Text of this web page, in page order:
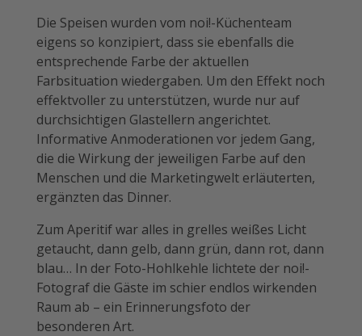
Die Speisen wurden vom noi!-Küchenteam
eigens so konzipiert, dass sie ebenfalls die
entsprechende Farbe der aktuellen
Farbsituation wiedergaben. Um den Effekt noch
effektvoller zu unterstützen, wurde nur auf
durchsichtigen Glastellern angerichtet.
Informative Anmoderationen vor jedem Gang,
die die Wirkung der jeweiligen Farbe auf den
Menschen und die Marketingwelt erläuterten,
ergänzten das Dinner.
Zum Aperitif war alles in grelles weißes Licht
getaucht, dann gelb, dann grün, dann rot, dann
blau… In der Foto-Hohlkehle lichtete der noi!-
Fotograf die Gäste im schier endlos wirkenden
Raum ab – ein Erinnerungsfoto der
besonderen Art.